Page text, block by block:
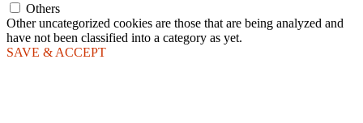
Others
Other uncategorized cookies are those that are being analyzed and
have not been classified into a category as yet.
SAVE & ACCEPT